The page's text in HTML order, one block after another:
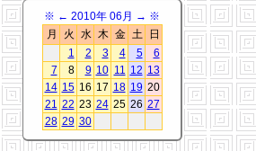
※ ← 2010年 06月 → ※
月
火 水 木 金 土
日
1
2 3 4 5
6
7
8 9 10 11 12 13
14 15 16 17 18 19 20
21 22 23 24 25 26 27
28 29 30